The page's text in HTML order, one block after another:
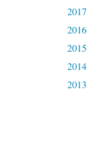
2017
2016
2015
2014
2013